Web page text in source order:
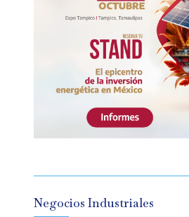
Negocios Industriales